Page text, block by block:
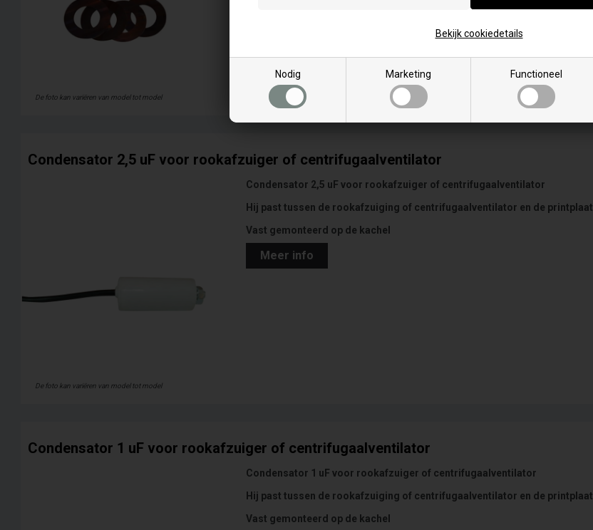
Nodig Marketing Functioneel
Bekijk cookiedetails
De foto kan variëren van model tot model
Condensator 2,5 uF voor rookafzuiger of centrifugaalventilator
De foto kan variëren van model tot model
Condensator 2,5 uF voor rookafzuiger of centrifugaalventilator
Hij past tussen de rookafzuiging of centrifugaalventilator en de printplaat
Vast gemonteerd op de kachel
Meer info
Condensator 1 uF voor rookafzuiger of centrifugaalventilator
Condensator 1 uF voor rookafzuiger of centrifugaalventilator
Hij past tussen de rookafzuiging of centrifugaalventilator en de printplaat
Vast gemonteerd op de kachel